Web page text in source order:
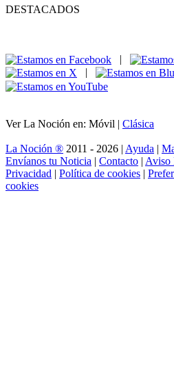
DESTACADOS
|
|
Ver La Noción en: Móvil | Clásica
La Noción ® 2011 - 2026 | Ayuda |
Envíanos tu Noticia | Contacto | Aviso
Privacidad | Política de cookies |
cookies